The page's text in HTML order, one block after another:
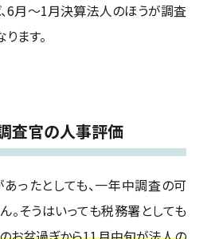
6月～1月決算法人のほうが調査
ます。
査官の人事評価
ったとしても、一年中調査の可
。そうはいっても税務署としても